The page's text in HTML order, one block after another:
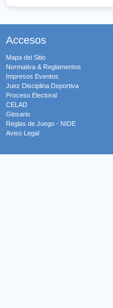
Accesos
Mapa del Sitio
Normativa & Reglamentos
Impresos Eventos
Juez Disciplina Deportiva
Proceso Electoral
CELAD
Glosario
Reglas de Juego - NIDE
Aviso Legal